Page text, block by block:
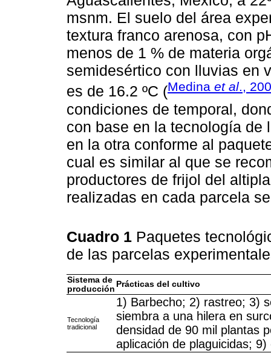
msnm. El suelo del área
textura franco arenosa, con
menos de 1 % de materia
semidesértico con lluvias en
es de 16.2 ºC (Medina et al.,
condiciones de temporal,
con base en la tecnología de
en la otra conforme al
cual es similar al que se
productores de frijol del
realizadas en cada parcela
Cuadro 1 Paquetes
de las parcelas
Sistema de
producción
Prácticas del cultivo
Tecnología
tradicional
1) Barbecho; 2) rastreo; 3)
siembra a una hilera en
densidad de 90 mil plantas
aplicación de plaguicidas;